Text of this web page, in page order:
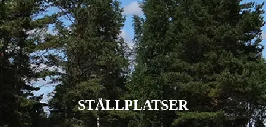
STÄLLPLATSER